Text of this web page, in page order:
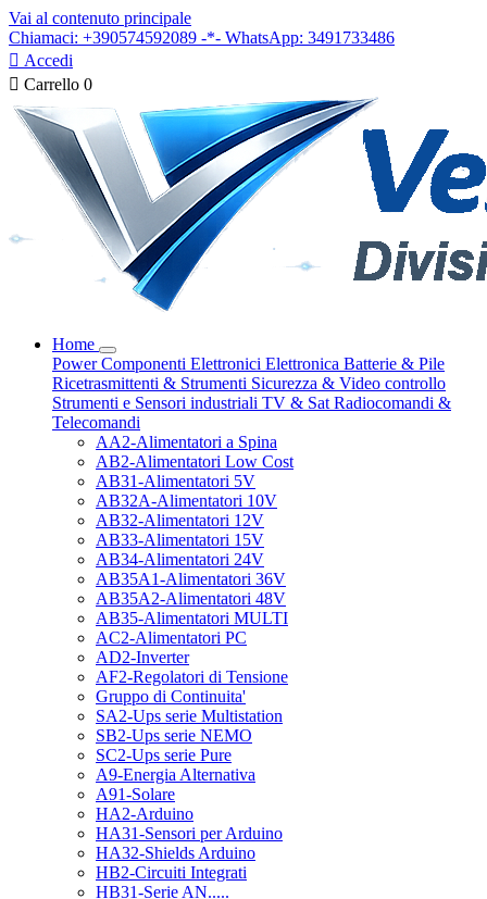
Vai al contenuto principale
Chiamaci: +390574592089 -*- WhatsApp: 3491733486
 Accedi
 Carrello 0
Home
PowerComponenti Elettronici Elettronica Batterie & Pile
Ricetrasmittenti & Strumenti Sicurezza & Video controllo
Strumenti e Sensori industriali TV & Sat Radiocomandi &
Telecomandi
AA2-Alimentatori a Spina
AB2-Alimentatori Low Cost
AB31-Alimentatori 5V
AB32A-Alimentatori 10V
AB32-Alimentatori 12V
AB33-Alimentatori 15V
AB34-Alimentatori 24V
AB35A1-Alimentatori 36V
AB35A2-Alimentatori 48V
AB35-Alimentatori MULTI
AC2-Alimentatori PC
AD2-Inverter
AF2-Regolatori di Tensione
Gruppo di Continuita'
SA2-Ups serie Multistation
SB2-Ups serie NEMO
SC2-Ups serie Pure
A9-Energia Alternativa
A91-Solare
HA2-Arduino
HA31-Sensori per Arduino
HA32-Shields Arduino
HB2-Circuiti Integrati
HB31-Serie AN.....